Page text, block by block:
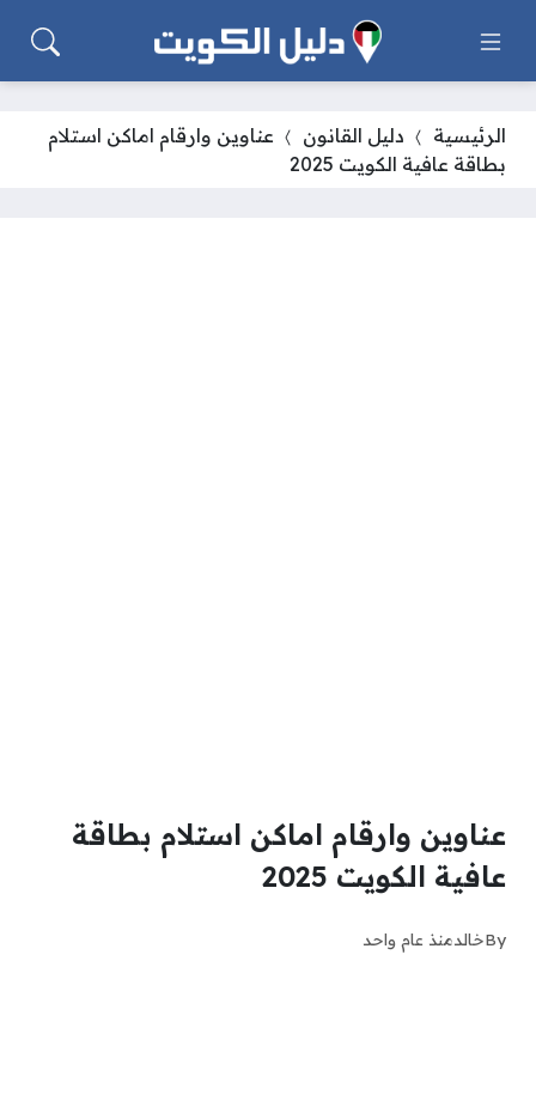
الرئيسية دليل القانون
عناوين وارقام اماكن استلام
بطاقة عافية الكويت 2025
عناوين وارقام اماكن استلام بطاقة
عافية الكويت 2025
Byخالدمنذ عام واحد